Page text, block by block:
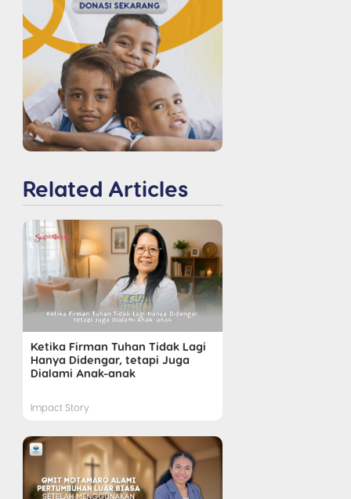
Related Articles
Ketika Firman Tuhan Tidak Lagi
Hanya Didengar, tetapi Juga
Dialami Anak-anak
Impact Story